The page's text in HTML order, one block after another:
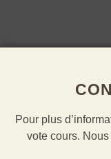
Pour plus
vote cours.